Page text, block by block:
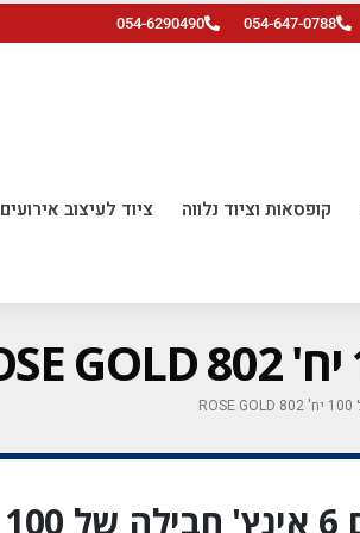
054-647-0788
054-6290490
קופסאות וציוד נלווה ציוד לעיצוב אירועים